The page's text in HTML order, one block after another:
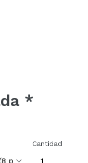
*
Cantidad